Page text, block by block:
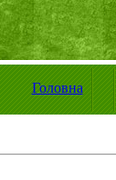
Головна